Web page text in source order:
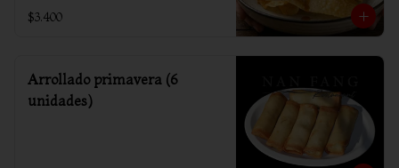
$3.400
Arrollado primavera (6
unidades)